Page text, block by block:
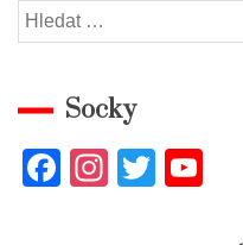
Vyhledávání
Socky
F
In T